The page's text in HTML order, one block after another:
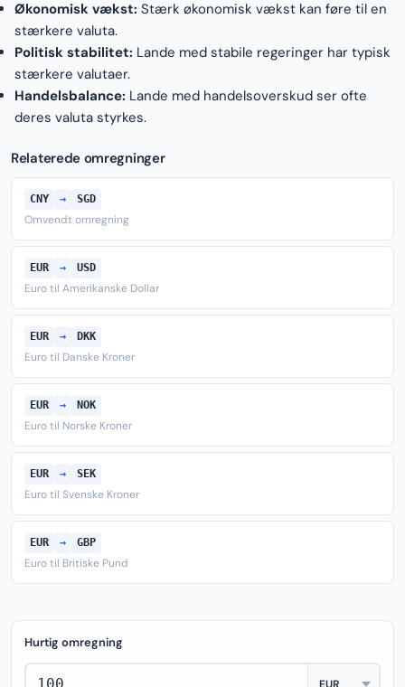
Økonomisk vækst: Stærk økonomisk vækst kan føre til en
stærkere valuta.
Politisk stabilitet: Lande med stabile regeringer har typisk
stærkere valutaer.
Handelsbalance: Lande med handelsoverskud ser ofte
deres valuta styrkes.
Relaterede omregninger
CNY → SGD
Omvendt omregning
EUR → USD
Euro til Amerikanske Dollar
EUR → DKK
Euro til Danske Kroner
EUR → NOK
Euro til Norske Kroner
EUR → SEK
Euro til Svenske Kroner
EUR → GBP
Euro til Britiske Pund
Hurtig omregning